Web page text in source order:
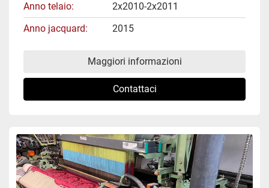
Anno telaio
2x2010-2x2011
Anno jacquard
2015
Maggiori informazioni
Contattaci